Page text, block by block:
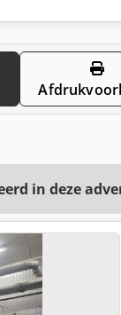
in deze